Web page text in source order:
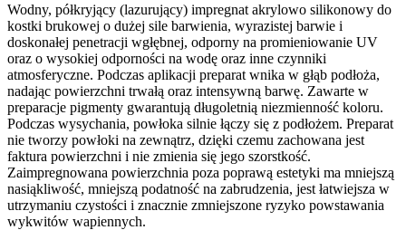
Wodny, półkryjący (lazurujący) impregnat akrylowo silikonowy do
kostki brukowej o dużej sile barwienia, wyrazistej barwie i
doskonałej penetracji wgłębnej, odporny na promieniowanie UV
oraz o wysokiej odporności na wodę oraz inne czynniki
atmosferyczne. Podczas aplikacji preparat wnika w głąb podłoża,
nadając powierzchni trwałą oraz intensywną barwę. Zawarte w
preparacje pigmenty gwarantują długoletnią niezmienność koloru.
Podczas wysychania, powłoka silnie łączy się z podłożem. Preparat
nie tworzy powłoki na zewnątrz, dzięki czemu zachowana jest
faktura powierzchni i nie zmienia się jego szorstkość.
Zaimpregnowana powierzchnia poza poprawą estetyki ma mniejszą
nasiąkliwość, mniejszą podatność na zabrudzenia, jest łatwiejsza w
utrzymaniu czystości i znacznie zmniejszone ryzyko powstawania
wykwitów wapiennych.